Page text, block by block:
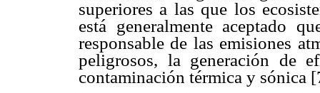
superiores a las que los
está generalmente aceptado
responsable de las emisiones
peligrosos, la generación de
contaminación térmica y sónica